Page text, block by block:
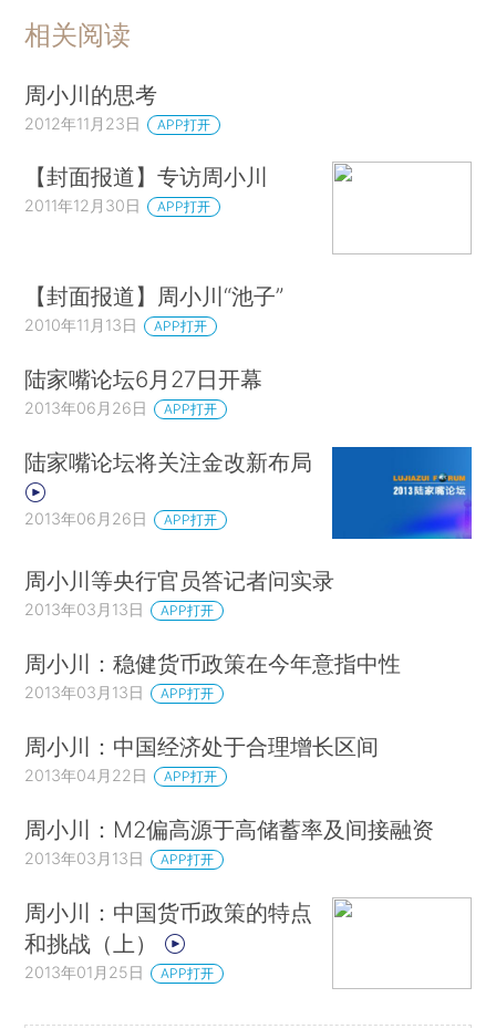
相关阅读
周小川的思考
2012年11月23日 APP打开
【封面报道】专访周小川
2011年12月30日 APP打开
【封面报道】周小川“池子”
2010年11月13日 APP打开
陆家嘴论坛6月27日开幕
2013年06月26日 APP打开
陆家嘴论坛将关注金改新布局
2013年06月26日 APP打开
周小川等央行官员答记者问实录
2013年03月13日 APP打开
周小川：稳健货币政策在今年意指中性
2013年03月13日 APP打开
周小川：中国经济处于合理增长区间
2013年04月22日 APP打开
周小川：M2偏高源于高储蓄率及间接融资
2013年03月13日 APP打开
周小川：中国货币政策的特点
和挑战（上）
2013年01月25日 APP打开